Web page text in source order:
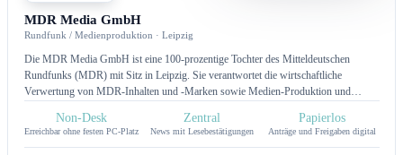
MDR Media GmbH
Rundfunk / Medienproduktion · Leipzig
Die MDR Media GmbH ist eine 100-prozentige Tochter des Mitteldeutschen
Rundfunks (MDR) mit Sitz in Leipzig. Sie verantwortet die wirtschaftliche
Verwertung von MDR-Inhalten und -Marken sowie Medien-Produktion und
Non-Desk
Erreichbar ohne festen PC-Platz
Zentral
News mit Lesebestätigungen
Papierlos
Anträge und Freigaben digital